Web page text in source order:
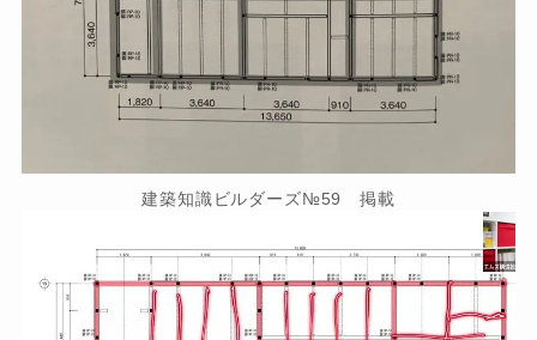
建築知識ビルダーズ№59 掲載